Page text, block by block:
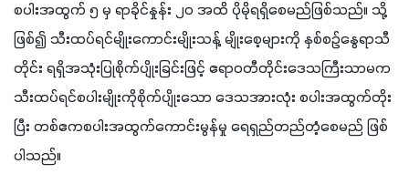
စပါးအထွက် ၅ မှ ရာခိုင်နှုန်း ၂၀ အထိ ပိုမိုရရှိစေမည်ဖြစ်သည်။ သို့
ဖြစ်၍ သီးထပ်ရင်မျိုးကောင်းမျိုးသန့် မျိုးစေ့များကို နှစ်စဥ်နွေရာသီ
တိုင်း ရရှိအသုံးပြုစိုက်ပျိုးခြင်းဖြင့် ဧရာ၀တီတိုင်းဒေသကြီးသာမက
သီးထပ်ရင်စပါးမျိုးကိုစိုက်ပျိုးသော ဒေသအားလုံး စပါးအထွက်တိုး
ပြီး တစ်ဧကစပါးအထွက်ကောင်းမွန်မှု ရေရှည်တည်တံ့စေမည် ဖြစ်
ပါသည်။